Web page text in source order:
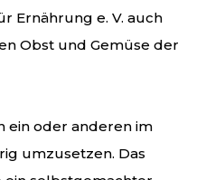
Ernährung e. V. auch
Obst und Gemüse der
ein oder anderen im
umzusetzen. Das